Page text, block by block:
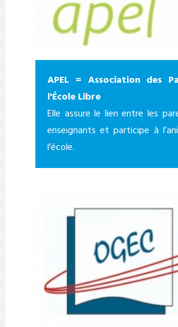
APEL = Association des
l'École Libre
Elle assure le lien entre les
enseignants et participe à
l’école.